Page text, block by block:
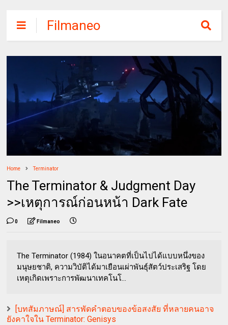
Filmaneo
Home Terminator
The Terminator & Judgment Day
>>เหตุการณ์ก่อนหน้า Dark Fate
0 Filmaneo
The Terminator (1984) ในอนาคตที่เป็นไปได้แบบหนึ่งของ
มนุษยชาติ, ความวิบัติได้มาเยือนเผ่าพันธุ์สัตว์ประเสริฐ โดย
เหตุเกิดเพราะการพัฒนาเทคโนโ...
[บทสัมภาษณ์] สารพัดคำตอบของข้อสงสัย ที่หลายคนอาจ
ยังคาใจใน Terminator: Genisys